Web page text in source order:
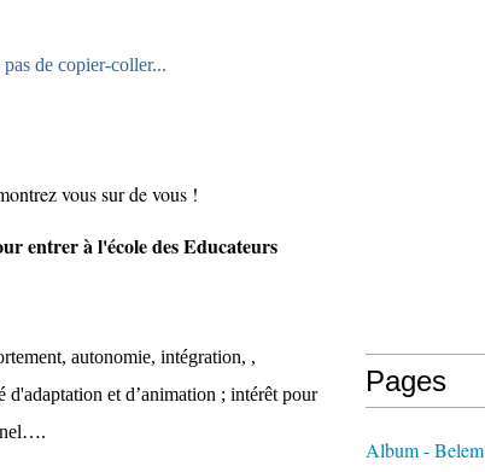
de copier-coller...
vous sur de vous !
entrer à l'école des Educateurs
autonomie, intégration, ,
et d’animation ; intérêt pour
Pages
Album - Belem